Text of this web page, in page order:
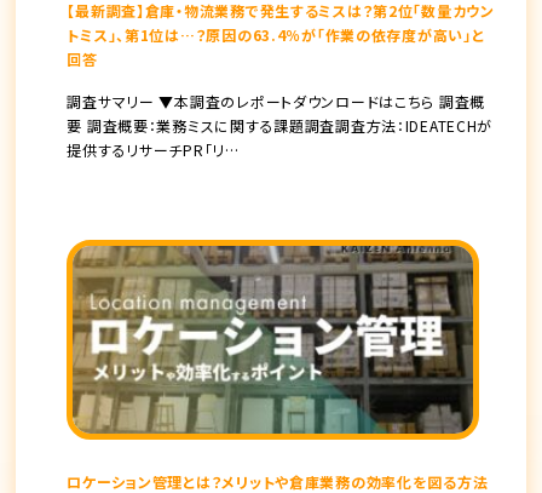
【最新調査】倉庫・物流業務で発生するミスは？第2位「数量カウン
トミス」、第1位は…？原因の63.4％が「作業の依存度が高い」と
回答
調査サマリー ▼本調査のレポートダウンロードはこちら 調査概
要 調査概要：業務ミスに関する課題調査調査方法：IDEATECHが
提供するリサーチPR「リ…
ロケーション管理とは？メリットや倉庫業務の効率化を図る方法